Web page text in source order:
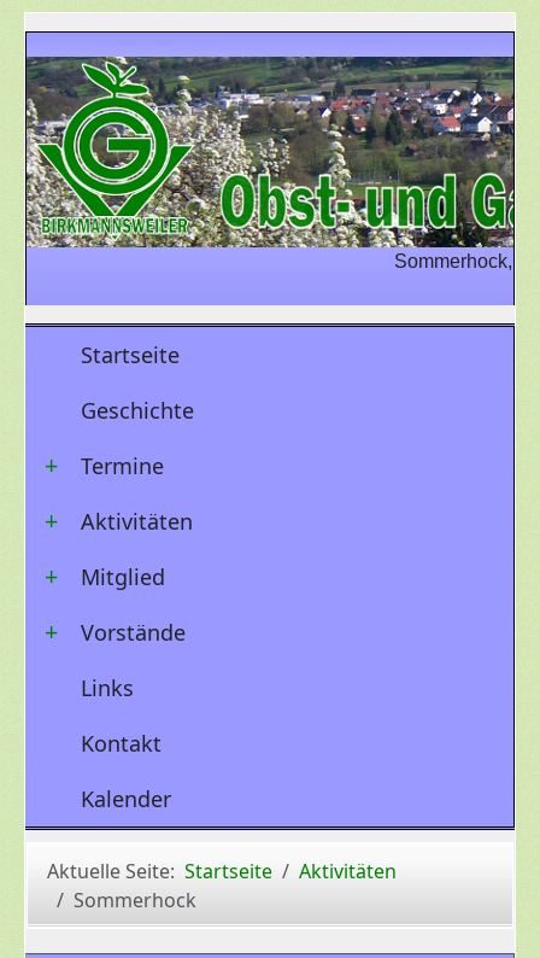
Sommerhock,
Startseite
Geschichte
Termine
Aktivitäten
Mitglied
Vorstände
Links
Kontakt
Kalender
Aktuelle Seite: Startseite
Aktivitäten
Sommerhock